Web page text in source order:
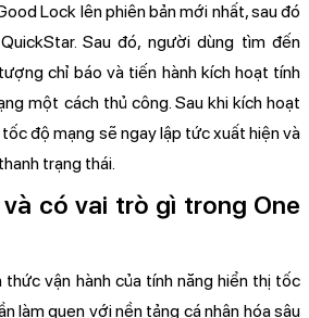
Lock lên phiên bản mới nhất, sau đó
Sau đó, người dùng tìm đến
chỉ báo và tiến hành kích hoạt tính
một cách thủ công. Sau khi kích hoạt
độ mạng sẽ ngay lập tức xuất hiện và
trạng thái.
có vai trò gì trong One
vận hành của tính năng hiển thị tốc
làm quen với nền tảng cá nhân hóa sâu